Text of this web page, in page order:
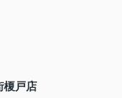
榎戸店